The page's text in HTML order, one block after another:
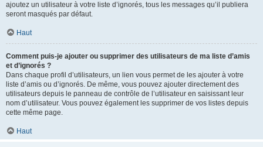
ajoutez un utilisateur à votre liste d’ignorés, tous les messages qu’il publiera
seront masqués par défaut.
Haut
Comment puis-je ajouter ou supprimer des utilisateurs de ma liste d’amis
et d’ignorés ?
Dans chaque profil d’utilisateurs, un lien vous permet de les ajouter à votre
liste d’amis ou d’ignorés. De même, vous pouvez ajouter directement des
utilisateurs depuis le panneau de contrôle de l’utilisateur en saisissant leur
nom d’utilisateur. Vous pouvez également les supprimer de vos listes depuis
cette même page.
Haut